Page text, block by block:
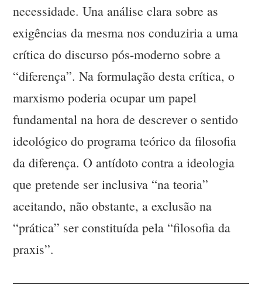
necessidade. Una análise clara sobre as
exigências da mesma nos conduziria a uma
crítica do discurso pós-moderno sobre a
“diferença”. Na formulação desta crítica, o
marxismo poderia ocupar um papel
fundamental na hora de descrever o sentido
ideológico do programa teórico da filosofia
da diferença. O antídoto contra a ideologia
que pretende ser inclusiva “na teoria”
aceitando, não obstante, a exclusão na
“prática” ser constituída pela “filosofia da
praxis”.